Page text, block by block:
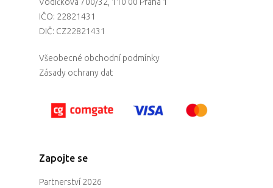
Vodičkova 700/32, 110 00 Praha 1
IČO: 22821431
DIČ: CZ22821431
Všeobecné obchodní podmínky
Zásady ochrany dat
Zapojte se
Partnerství 2026